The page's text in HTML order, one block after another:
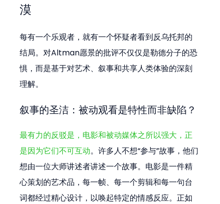
漠
每有一个乐观者，就有一个怀疑者看到反乌托邦的
结局。对Altman愿景的批评不仅仅是勒德分子的恐
惧，而是基于对艺术、叙事和共享人类体验的深刻
理解。
叙事的圣洁：被动观看是特性而非缺陷？
最有力的反驳是，电影和被动媒体之所以强大，正
是因为它们不可互动。许多人不想“参与”故事，他们
想由一位大师讲述者讲述一个故事。电影是一件精
心策划的艺术品，每一帧、每一个剪辑和每一句台
词都经过精心设计，以唤起特定的情感反应。正如